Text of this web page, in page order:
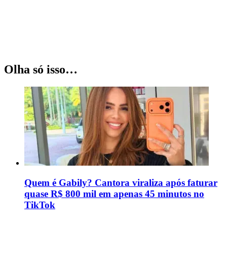
Olha só isso…
Quem é Gabily? Cantora viraliza após faturar
quase R$ 800 mil em apenas 45 minutos no
TikTok